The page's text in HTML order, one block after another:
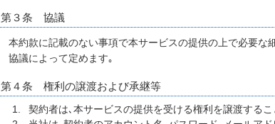
第３条 協議
本約款に記載のない事項で本サービスの提供の上で必要な
協議によって定めます｡
第４条 権利の譲渡および承継等
契約者は､本サービスの提供を受ける権利を譲渡するこ